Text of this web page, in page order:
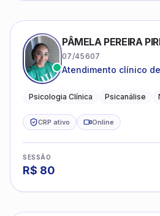
PÂMELA PEREIRA
07/45607
Atendimento clínico
crianças neurotípicas
Psicologia Clínica Psicanálise
CRP ativo Online
SESSÃO
R$ 80